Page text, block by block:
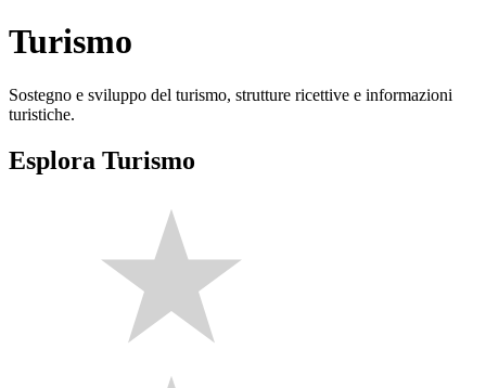
Turismo
Sostegno e sviluppo del turismo, strutture ricettive e informazioni
turistiche.
Esplora Turismo